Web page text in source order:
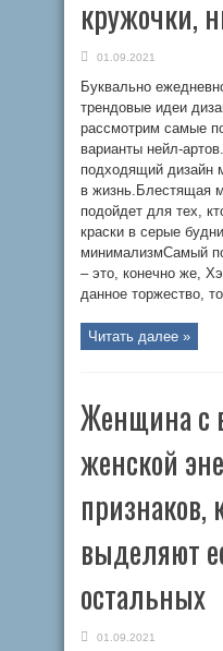
кружочки,
01.09.2021
Буквально
трендовые идеи
рассмотрим самые
варианты нейл-
подходящий дизайн
в жизнь.Блестящая
подойдет для тех,
краски в серые
минимализмСамый
– это, конечно же,
данное торжество,
Читать далее »
Женщина с
женской
признаков,
выделяют
остальных
01.09.2021